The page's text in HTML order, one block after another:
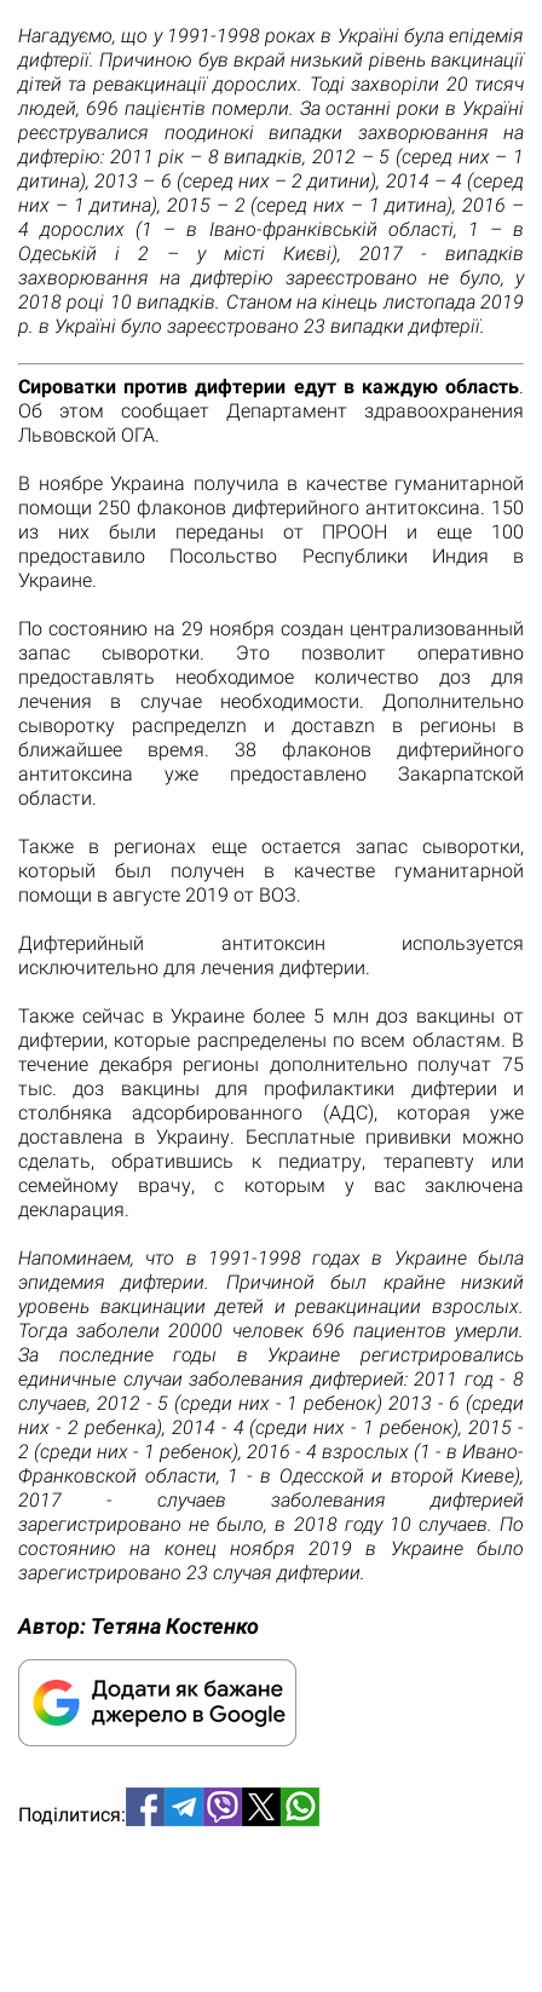
Нагадуємо, що у 1991-1998 роках в Україні була епідемія
дифтерії. Причиною був вкрай низький рівень вакцинації
дітей та ревакцинації дорослих. Тоді захворіли 20 тисяч
людей, 696 пацієнтів померли. За останні роки в Україні
реєструвалися поодинокі випадки захворювання на
дифтерію: 2011 рік – 8 випадків, 2012 – 5 (серед них – 1
дитина), 2013 – 6 (серед них – 2 дитини), 2014 – 4 (серед
них – 1 дитина), 2015 – 2 (серед них – 1 дитина), 2016 –
4 дорослих (1 – в Івано-франківській області, 1 – в
Одеській і 2 – у місті Києві), 2017 - випадків
захворювання на дифтерію зареєстровано не було, у
2018 році 10 випадків. Станом на кінець листопада 2019
р. в Україні було зареєстровано 23 випадки дифтерії.
Cироватки против дифтерии едут в каждую область.
Об этом сообщает Департамент здравоохранения
Львовской ОГА.
В ноябре Украина получила в качестве гуманитарной
помощи 250 флаконов дифтерийного антитоксина. 150
из них были переданы от ПРООН и еще 100
предоставило Посольство Республики Индия в
Украине.
По состоянию на 29 ноября создан централизованный
запас сыворотки. Это позволит оперативно
предоставлять необходимое количество доз для
лечения в случае необходимости. Дополнительно
сыворотку распределzn и доставzn в регионы в
ближайшее время. 38 флаконов дифтерийного
антитоксина уже предоставлено Закарпатской
области.
Также в регионах еще остается запас сыворотки,
который был получен в качестве гуманитарной
помощи в августе 2019 от ВОЗ.
Дифтерийный антитоксин используется
исключительно для лечения дифтерии.
Также сейчас в Украине более 5 млн доз вакцины от
дифтерии, которые распределены по всем областям. В
течение декабря регионы дополнительно получат 75
тыс. доз вакцины для профилактики дифтерии и
столбняка адсорбированного (АДС), которая уже
доставлена ​​в Украину. Бесплатные прививки можно
сделать, обратившись к педиатру, терапевту или
семейному врачу, с которым у вас заключена
декларация.
Напоминаем, что в 1991-1998 годах в Украине была
эпидемия дифтерии. Причиной был крайне низкий
уровень вакцинации детей и ревакцинации взрослых.
Тогда заболели 20000 человек 696 пациентов умерли.
За последние годы в Украине регистрировались
единичные случаи заболевания дифтерией: 2011 год - 8
случаев, 2012 - 5 (среди них - 1 ребенок) 2013 - 6 (среди
них - 2 ребенка), 2014 - 4 (среди них - 1 ребенок), 2015 -
2 (среди них - 1 ребенок), 2016 - 4 взрослых (1 - в Ивано-
Франковской области, 1 - в Одесской и второй Киеве),
2017 - случаев заболевания дифтерией
зарегистрировано не было, в 2018 году 10 случаев. По
состоянию на конец ноября 2019 в Украине было
зарегистрировано 23 случая дифтерии.
Автор: Тетяна Костенко
Поділитися: